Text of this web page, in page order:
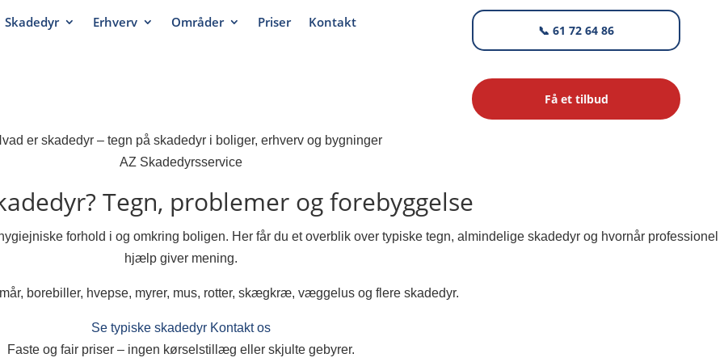
Skadedyr Erhverv Områder Priser Kontakt
📞 61 72 64 86
Få et tilbud
AZ Skadedyrsservice
Tegn, problemer og forebyggelse
forhold i og omkring boligen. Her får du et overblik over typiske tegn, almindelige skadedyr og hvornår professionel
hjælp giver mening.
borebiller, hvepse, myrer, mus, rotter, skægkræ, væggelus og flere skadedyr.
Se typiske skadedyr Kontakt os
Faste og fair priser – ingen kørselstillæg eller skjulte gebyrer.